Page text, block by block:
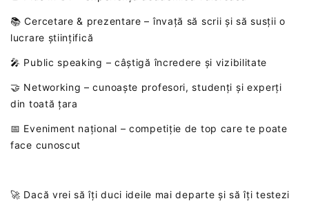
📚 Cercetare & prezentare – învață să scrii și să susții o
lucrare științifică
🎤 Public speaking – câștigă încredere și vizibilitate
🤝 Networking – cunoaște profesori, studenți și experți
din toată țara
📅 Eveniment național – competiție de top care te poate
face cunoscut
🚀 Dacă vrei să îți duci ideile mai departe și să îți testezi